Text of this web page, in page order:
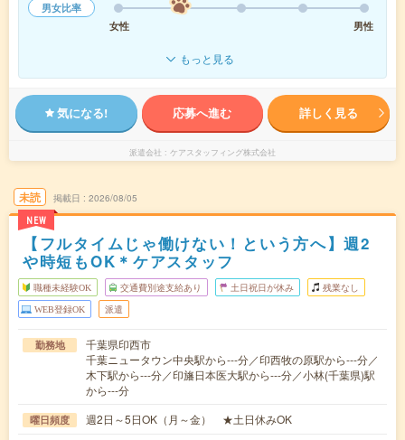
男女比率
女性
男性
もっと見る
気になる! 応募へ進む 詳しく見る
派遣会社 ケアスタッフィング株式会社
未読
NEW
掲載日 2026/08/05
【フルタイムじゃ働けない！という方へ】週2
や時短もOK＊ケアスタッフ
職種未経験OK 交通費別途支給あり 土日祝日が休み 残業なし
WEB登録OK 派遣
勤務地
千葉県印西市
千葉ニュータウン中央駅から---分／印西牧の原駅から---分／
木下駅から---分／印旛日本医大駅から---分／小林(千葉県)駅
から---分
曜日頻度 週2日～5日OK（月～金） ★土日休みOK